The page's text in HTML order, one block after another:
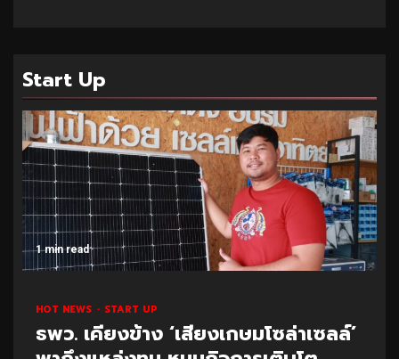
Start Up
1 min read
HOT NEWS START UP
ธพว. เคียงข้าง ‘เสียงเกษมโซล่าเซลล์’